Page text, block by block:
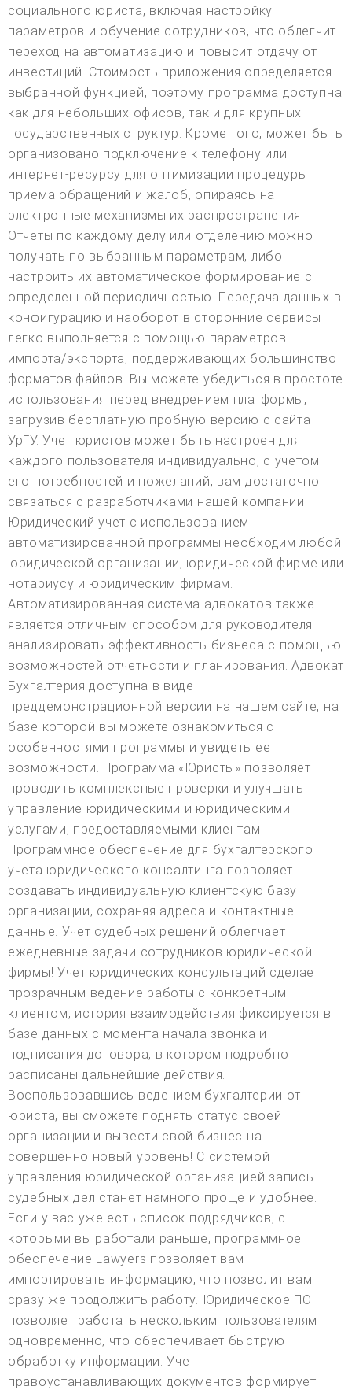
социального юриста, включая настройку
параметров и обучение сотрудников, что облегчит
переход на автоматизацию и повысит отдачу от
инвестиций. Стоимость приложения определяется
выбранной функцией, поэтому программа доступна
как для небольших офисов, так и для крупных
государственных структур. Кроме того, может быть
организовано подключение к телефону или
интернет-ресурсу для оптимизации процедуры
приема обращений и жалоб, опираясь на
электронные механизмы их распространения.
Отчеты по каждому делу или отделению можно
получать по выбранным параметрам, либо
настроить их автоматическое формирование с
определенной периодичностью. Передача данных в
конфигурацию и наоборот в сторонние сервисы
легко выполняется с помощью параметров
импорта/экспорта, поддерживающих большинство
форматов файлов. Вы можете убедиться в простоте
использования перед внедрением платформы,
загрузив бесплатную пробную версию с сайта
УрГУ. Учет юристов может быть настроен для
каждого пользователя индивидуально, с учетом
его потребностей и пожеланий, вам достаточно
связаться с разработчиками нашей компании.
Юридический учет с использованием
автоматизированной программы необходим любой
юридической организации, юридической фирме или
нотариусу и юридическим фирмам.
Автоматизированная система адвокатов также
является отличным способом для руководителя
анализировать эффективность бизнеса с помощью
возможностей отчетности и планирования. Адвокат
Бухгалтерия доступна в виде
преддемонстрационной версии на нашем сайте, на
базе которой вы можете ознакомиться с
особенностями программы и увидеть ее
возможности. Программа «Юристы» позволяет
проводить комплексные проверки и улучшать
управление юридическими и юридическими
услугами, предоставляемыми клиентам.
Программное обеспечение для бухгалтерского
учета юридического консалтинга позволяет
создавать индивидуальную клиентскую базу
организации, сохраняя адреса и контактные
данные. Учет судебных решений облегчает
ежедневные задачи сотрудников юридической
фирмы! Учет юридических консультаций сделает
прозрачным ведение работы с конкретным
клиентом, история взаимодействия фиксируется в
базе данных с момента начала звонка и
подписания договора, в котором подробно
расписаны дальнейшие действия.
Воспользовавшись ведением бухгалтерии от
юриста, вы сможете поднять статус своей
организации и вывести свой бизнес на
совершенно новый уровень! С системой
управления юридической организацией запись
судебных дел станет намного проще и удобнее.
Если у вас уже есть список подрядчиков, с
которыми вы работали раньше, программное
обеспечение Lawyers позволяет вам
импортировать информацию, что позволит вам
сразу же продолжить работу. Юридическое ПО
позволяет работать нескольким пользователям
одновременно, что обеспечивает быструю
обработку информации. Учет
правоустанавливающих документов формирует